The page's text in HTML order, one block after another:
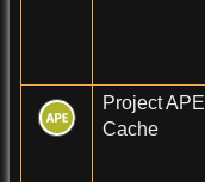
Project APE
Cache